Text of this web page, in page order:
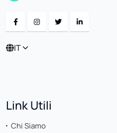
IT
Link Utili
Chi Siamo